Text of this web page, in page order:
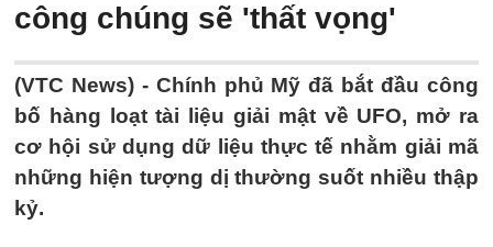
công chúng sẽ 'thất vọng'
(VTC News) - Chính phủ Mỹ đã bắt đầu công
bố hàng loạt tài liệu giải mật về UFO, mở ra
cơ hội sử dụng dữ liệu thực tế nhằm giải mã
những hiện tượng dị thường suốt nhiều thập
kỷ.